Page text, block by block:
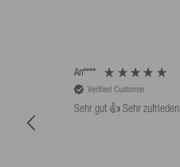
An****
Verified Customer
Sehr gut 👍 Sehr zufrieden